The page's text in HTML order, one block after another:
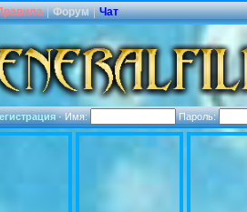
| Форум | Чат
·Имя: Пароль: